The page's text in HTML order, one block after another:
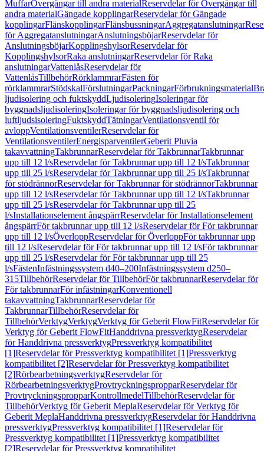
MuffarÖvergångar till andra materialReservdelar för Övergångar till
andra materialGängade kopplingarReservdelar för Gängade
kopplingarFlänskopplingarFlänsbussningarAggregatanslutningar
för AggregatanslutningarAnslutningsböjarReservdelar för
AnslutningsböjarKopplingshylsorReservdelar för
KopplingshylsorRaka anslutningarReservdelar för Raka
anslutningarVattenlåsReservdelar för
VattenlåsTillbehörRörklammrarFästen för
rörklammrarStödskalFörslutningarPackningarFörbrukningsmaterial
ljudisolering och fuktskyddLjudisoleringIsoleringar för
byggnadsljudisoleringIsoleringar för byggnadsljudisolering och
luftljudsisoleringFuktskyddTätningarVentilationsventil för
avloppVentilationsventilerReservdelar för
VentilationsventilerEnergisparventilerGeberit Pluvia
takavvattningTakbrunnarReservdelar för TakbrunnarTakbrunnar
upp till 12 l/sReservdelar för Takbrunnar upp till 12 l/sTakbrunnar
upp till 25 l/sReservdelar för Takbrunnar upp till 25 l/sTakbrunnar
för stödrännorReservdelar för Takbrunnar för stödrännorTakbrunnar
upp till 12 l/sReservdelar för Takbrunnar upp till 12 l/sTakbrunnar
upp till 25 l/sReservdelar för Takbrunnar upp till 25
l/sInstallationselement ångspärrReservdelar för Installationselement
ångspärrFör takbrunnar upp till 12 l/sReservdelar för För takbrunnar
upp till 12 l/sÖverloppReservdelar för ÖverloppFör takbrunnar upp
till 12 l/sReservdelar för För takbrunnar upp till 12 l/sFör takbrunnar
upp till 25 l/sReservdelar för För takbrunnar upp till 25
l/sFästenInfästningssystem d40–200Infästningssystem d250–
315TillbehörReservdelar för TillbehörFör takbrunnarReservdelar för
För takbrunnarFör infästningarKonventionell
takavvattningTakbrunnarReservdelar för
TakbrunnarTillbehörReservdelar för
TillbehörVerktygVerktygVerktyg för Geberit FlowFitReservdelar för
Verktyg för Geberit FlowFitHanddrivna pressverktygReservdelar
för Handdrivna pressverktygPressverktyg kompatibilitet
[1]Reservdelar för Pressverktyg kompatibilitet [1]Pressverktyg
kompatibilitet [2]Reservdelar för Pressverktyg kompatibilitet
[2]RörbearbetningsverktygReservdelar för
RörbearbetningsverktygProvtryckningspropparReservdelar för
ProvtryckningspropparKontrollmedelTillbehörReservdelar för
TillbehörVerktyg för Geberit MeplaReservdelar för Verktyg för
Geberit MeplaHanddrivna pressverktygReservdelar för Handdrivna
pressverktygPressverktyg kompatibilitet [1]Reservdelar för
Pressverktyg kompatibilitet [1]Pressverktyg kompatibilitet
[2]Reservdelar för Pressverktyg kompatibilitet